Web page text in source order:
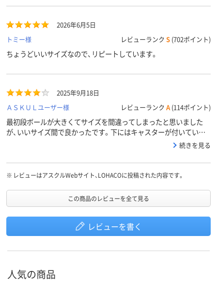
2026年6月5日
トミー様
レビューランク S (702ポイント)
ちょうどいいサイズなので、リピートしています。
2025年9月18日
ＡＳＫＵＬユーザー様
レビューランク A (114ポイント)
最初段ボールが大きくてサイズを間違ってしまったと思いました
が、いいサイズ間で良かったです。下にはキャスターが付いている
続きを見る
※ レビューはアスクルWebサイト、LOHACOに投稿された内容です。
この商品のレビューを全て見る
レビューを書く
人気の商品